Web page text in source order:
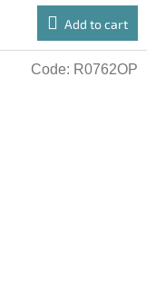
Add to cart
Code: R0762OP